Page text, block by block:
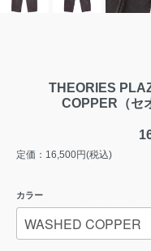
THEORIES
COPPER（セ
定価：16,500円(税込)
カラー